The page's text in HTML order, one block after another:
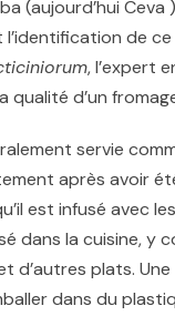
(aujourd’hui Ceva
l’identification de
, l’expert
qualité d’un
servie
après avoir
est infusé avec
dans la cuisine, y
d’autres plats.
dans du